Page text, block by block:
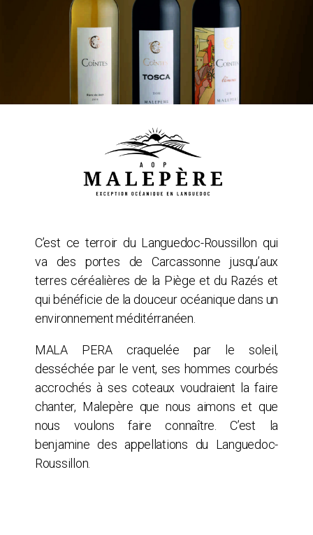
C’est ce terroir du Languedoc-Roussillon qui
va des portes de Carcassonne jusqu’aux
terres céréalières de la Piège et du Razés et
qui bénéficie de la douceur océanique dans un
environnement méditérranéen.
MALA PERA craquelée par le soleil,
desséchée par le vent, ses hommes courbés
accrochés à ses coteaux voudraient la faire
chanter, Malepère que nous aimons et que
nous voulons faire connaître. C’est la
benjamine des appellations du Languedoc-
Roussillon.